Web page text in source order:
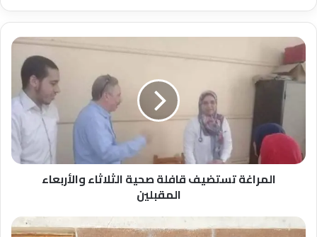
المراغة
تستضيف
قافلة
صحية
الثلاثاء
والأربعاء
المقبلين
المراغة تستضيف قافلة صحية الثلاثاء والأربعاء
المقبلين
تواصل